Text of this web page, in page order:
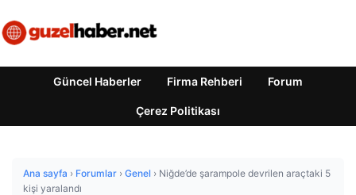
Güncel Haberler Firma Rehberi Forum
Çerez Politikası
Ana sayfa › Forumlar › Genel › Niğde’de şarampole devrilen araçtaki 5
kişi yaralandı